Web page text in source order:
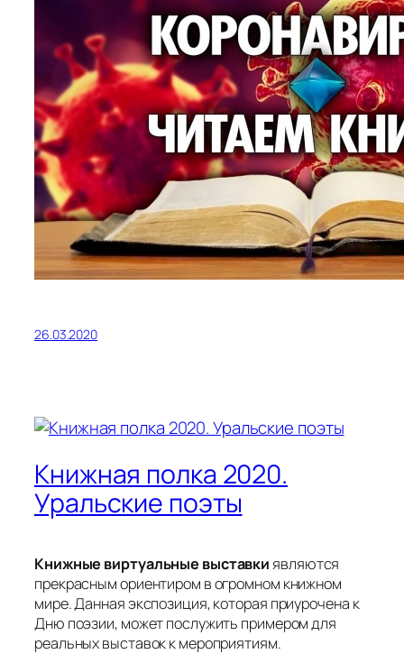
26.03.2020
Книжная полка 2020.
Уральские поэты
Книжные виртуальные выставки являются
прекрасным ориентиром в огромном книжном
мире. Данная экспозиция, которая приурочена к
Дню поэзии, может послужить примером для
реальных выставок к мероприятиям.